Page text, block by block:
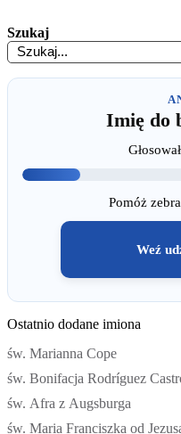
Szukaj
Imię do
Pomóż
Weź
Ostatnio dodane imiona
św. Marianna Cope
św. Bonifacja Rodríguez
św. Afra z Augsburga
św. Maria Franciszka od